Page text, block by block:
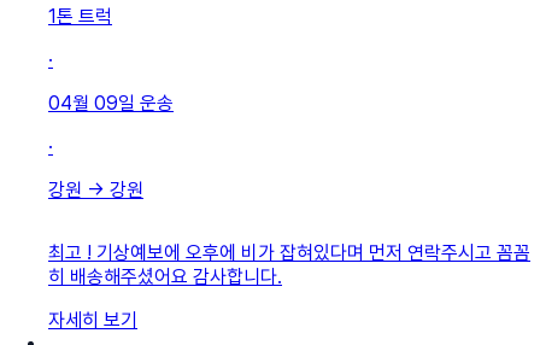
1톤 트럭
·
04월 09일 운송
·
강원 → 강원
최고 ! 기상예보에 오후에 비가 잡혀있다며 먼저 연락주시고 꼼꼼
히 배송해주셨어요 감사합니다.
자세히 보기